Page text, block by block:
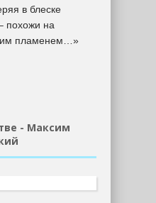
в блеске
похожи на
пламенем…»
- Максим